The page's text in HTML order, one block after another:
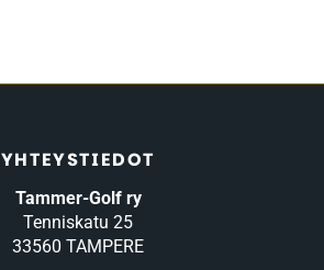
YHTEYSTIEDOT
Tammer-Golf ry
Tenniskatu 25
33560 TAMPERE